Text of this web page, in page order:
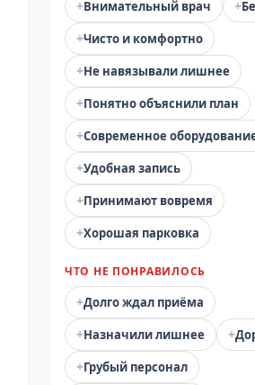
+Внимательный врач +
+Чисто и комфортно
+Не навязывали лишнее
+Понятно объяснили план
+Современное
+Удобная запись
+Принимают вовремя
+Хорошая парковка
ЧТО НЕ ПОНРАВИЛОСЬ
+Долго ждал приёма
+Назначили лишнее +
+Грубый персонал